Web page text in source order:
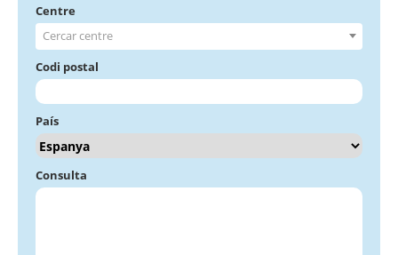
Centre
Cercar centre
Codi postal
País
Consulta